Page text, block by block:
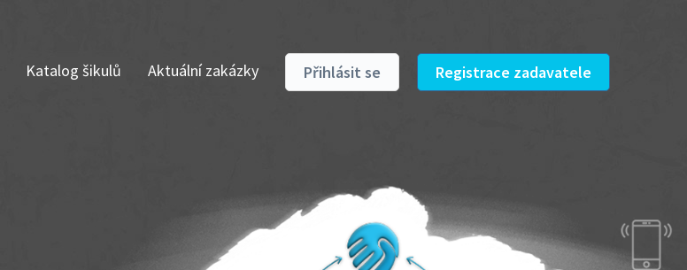
Katalog šikulů Aktuální zakázky Přihlásit se Registrace zadavatele